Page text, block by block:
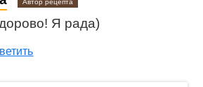
Я рада)